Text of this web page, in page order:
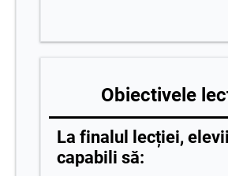
Obiectivele
La finalul lecției,
capabili să: